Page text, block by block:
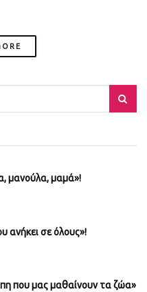
μανούλα, μαμά»!
ανήκει σε όλους»!
που μας μαθαίνουν τα ζώα»